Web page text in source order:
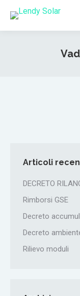
Articoli
DECRETO
Rimborsi GSE
Decreto
Decreto
Rilievo moduli